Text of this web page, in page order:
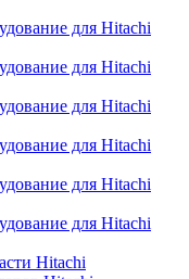
для Hitachi
для Hitachi
для Hitachi
для Hitachi
для Hitachi
для Hitachi
Hitachi